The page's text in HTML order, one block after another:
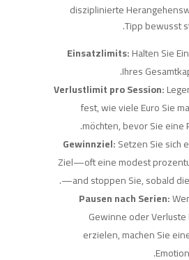
disziplinierte
Tipp bewusst
Einsatzlimits:Halten Sie
Ihres
Verlustlimit pro Session:
fest, wie viele Euro Sie
möchten, bevor Sie eine
Gewinnziel:Setzen Sie sich
Ziel—oft eine modest
—and stoppen Sie, sobald
Pausen nach Serien:
Gewinne oder
erzielen, machen Sie